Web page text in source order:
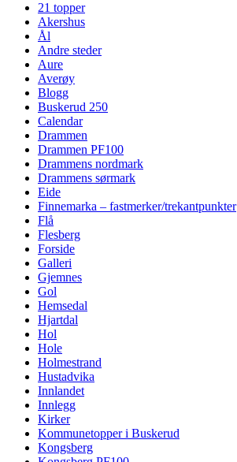
21 topper
Akershus
Ål
Andre steder
Aure
Averøy
Blogg
Buskerud 250
Calendar
Drammen
Drammen PF100
Drammens nordmark
Drammens sørmark
Eide
Finnemarka – fastmerker/trekantpunkter
Flå
Flesberg
Forside
Galleri
Gjemnes
Gol
Hemsedal
Hjartdal
Hol
Hole
Holmestrand
Hustadvika
Innlandet
Innlegg
Kirker
Kommunetopper i Buskerud
Kongsberg